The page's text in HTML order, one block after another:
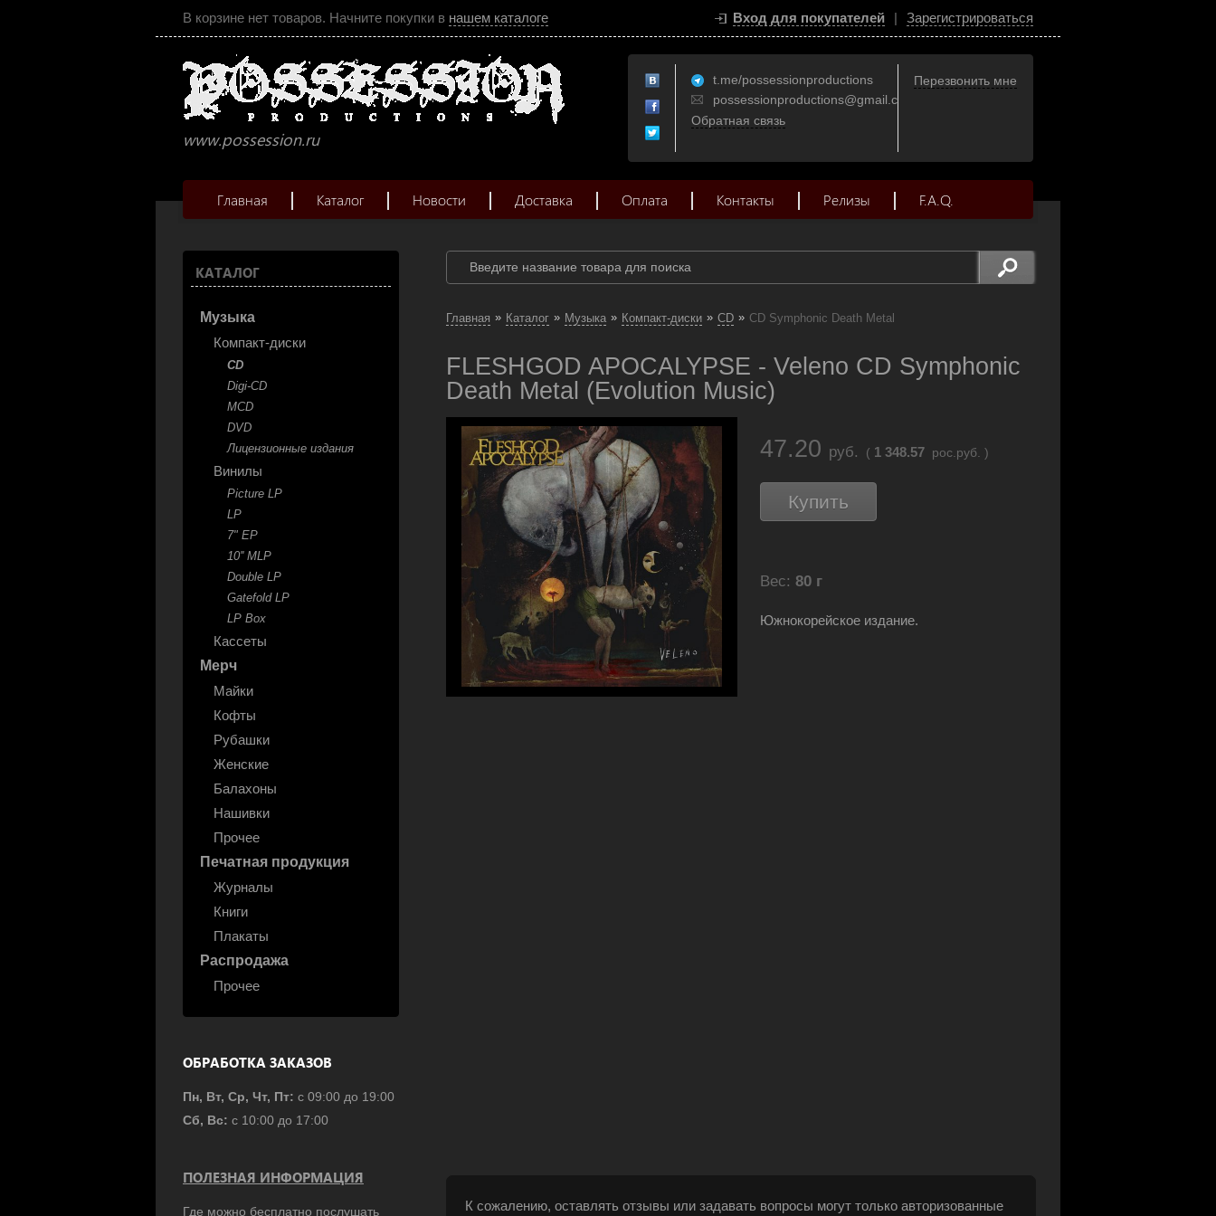
В корзине нет товаров. Начните покупки в нашем каталоге Вход для покупателей | Зарегистрироваться
www.possession.ru
t.me/possessionproductions
possessionproductions@gmail.com
Обратная связь
Перезвонить мне
Главная Каталог Новости Доставка Оплата Контакты Релизы F.A.Q.
КАТАЛОГ
Музыка
Компакт-диски
CD
Digi-CD
MCD
DVD
Лицензионные издания
Винилы
Picture LP
LP
7" EP
10'' MLP
Double LP
Gatefold LP
LP Box
Кассеты
Мерч
Майки
Кофты
Рубашки
Женские
Балахоны
Нашивки
Прочее
Печатная продукция
Журналы
Книги
Плакаты
Распродажа
Прочее
ОБРАБОТКА ЗАКАЗОВ
Пн, Вт, Ср, Чт, Пт: с 09:00 до 19:00
Сб, Вс: с 10:00 до 17:00
ПОЛЕЗНАЯ ИНФОРМАЦИЯ
Где можно бесплатно послушать
Главная » Каталог » Музыка » Компакт-диски » CD » CD Symphonic Death Metal
FLESHGOD APOCALYPSE - Veleno CD Symphonic
Death Metal (Evolution Music)
47.20 руб. ( 1 348.57 рос.руб. )
Купить
Вес: 80 г
Южнокорейское издание.
К сожалению, оставлять отзывы или задавать вопросы могут только авторизованные